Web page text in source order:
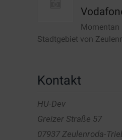
Stadtgebiet von
Kontakt
HU-Dev
Greizer Straße 57
07937 Zeulenroda-